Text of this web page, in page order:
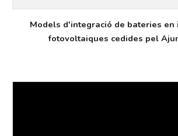
Models d'integració de bateries en
fotovoltaiques cedides pel